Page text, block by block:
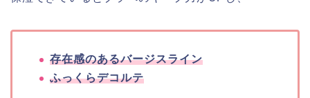
存在感のあるバージスライン
ふっくらデコルテ